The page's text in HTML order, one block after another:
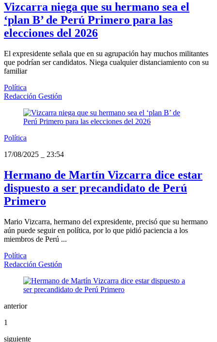
Vizcarra niega que su hermano sea el
‘plan B’ de Perú Primero para las
elecciones del 2026
El expresidente señala que en su agrupación hay muchos militantes
que podrían ser candidatos. Niega cualquier distanciamiento con su
familiar
Política
Redacción Gestión
Política
17/08/2025
23:54
Hermano de Martín Vizcarra dice estar
dispuesto a ser precandidato de Perú
Primero
Mario Vizcarra, hermano del expresidente, precisó que su hermano
aún puede seguir en política, por lo que pidió paciencia a los
miembros de Perú ...
Política
Redacción Gestión
anterior
1
siguiente